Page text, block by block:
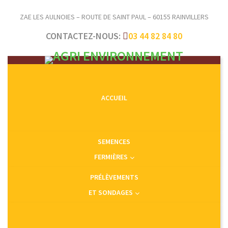
ZAE LES AULNOIES – ROUTE DE SAINT PAUL – 60155 RAINVILLERS
CONTACTEZ-NOUS: 03 44 82 84 80
ACCUEIL
SEMENCES
FERMIÈRES
PRÉLÈVEMENTS
ET SONDAGES